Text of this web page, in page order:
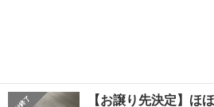
【お譲り先決定】ほ